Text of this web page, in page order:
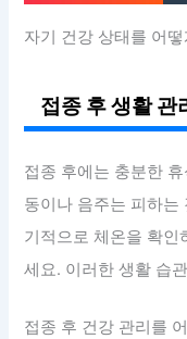
자기 건강 상태를 어
접종 후 생활 관
접종 후에는 충분한
동이나 음주는 피하는
기적으로 체온을 확인
세요. 이러한 생활 습
접종 후 건강 관리를